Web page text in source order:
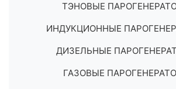
ТЭНОВЫЕ
ИНДУКЦИОННЫЕ
ДИЗЕЛЬНЫЕ
ГАЗОВЫЕ